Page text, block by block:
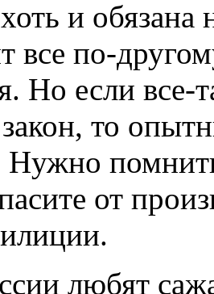
и обязана
все по-
Но если
то
Нужно
от
любят